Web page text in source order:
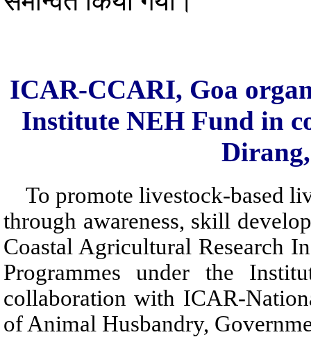
ICAR-CCARI, Goa
Institute NEH Fund in
To promote livestock-based
through awareness, skill
Coastal Agricultural Research
Programmes under the
collaboration with ICAR-
of Animal Husbandry,